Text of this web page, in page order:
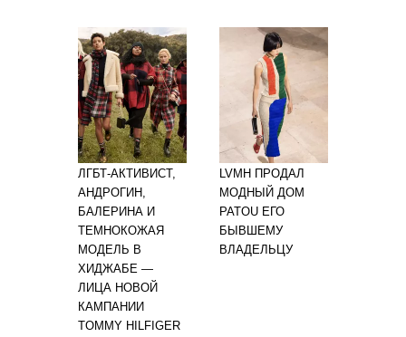
ЛГБТ-АКТИВИСТ,
АНДРОГИН,
БАЛЕРИНА И
ТЕМНОКОЖАЯ
МОДЕЛЬ В
ХИДЖАБЕ —
ЛИЦА НОВОЙ
КАМПАНИИ
TOMMY HILFIGER
LVMH ПРОДАЛ
МОДНЫЙ ДОМ
PATOU ЕГО
БЫВШЕМУ
ВЛАДЕЛЬЦУ